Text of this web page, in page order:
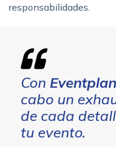
responsabilidades.
Con
cabo un
de cada
tu evento.